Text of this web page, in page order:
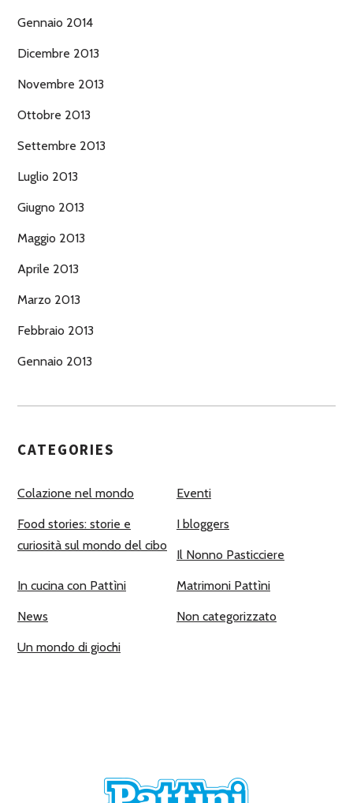
Gennaio 2014
Dicembre 2013
Novembre 2013
Ottobre 2013
Settembre 2013
Luglio 2013
Giugno 2013
Maggio 2013
Aprile 2013
Marzo 2013
Febbraio 2013
Gennaio 2013
CATEGORIES
Colazione nel mondo Eventi
Food stories: storie e
curiosità sul mondo del cibo
I bloggers
Il Nonno Pasticciere
In cucina con Pattìni Matrimoni Pattìni
News Non categorizzato
Un mondo di giochi